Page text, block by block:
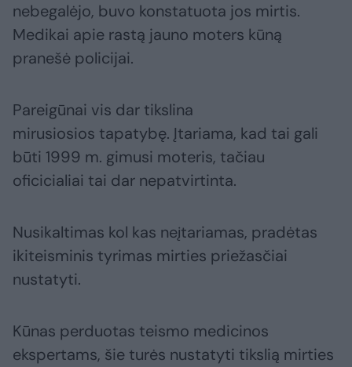
nebegalėjo, buvo konstatuota jos mirtis.
Medikai apie rastą jauno moters kūną
pranešė policijai.
Pareigūnai vis dar tikslina
mirusiosios tapatybę. Įtariama, kad tai gali
būti 1999 m. gimusi moteris, tačiau
oficicialiai tai dar nepatvirtinta.
Nusikaltimas kol kas neįtariamas, pradėtas
ikiteisminis tyrimas mirties priežasčiai
nustatyti.
Kūnas perduotas teismo medicinos
ekspertams, šie turės nustatyti tikslią mirties